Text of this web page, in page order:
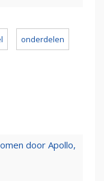
onderdelen
door Apollo,